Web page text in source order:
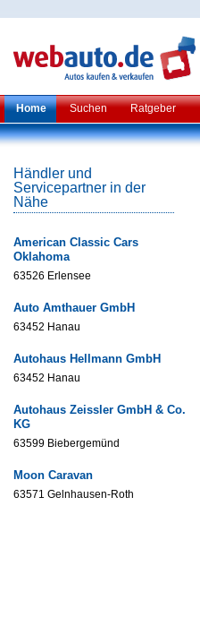
Home Suchen Ratgeber
Händler und
Servicepartner in der
Nähe
American Classic Cars
Oklahoma
63526 Erlensee
Auto Amthauer GmbH
63452 Hanau
Autohaus Hellmann GmbH
63452 Hanau
Autohaus Zeissler GmbH & Co.
KG
63599 Biebergemünd
Moon Caravan
63571 Gelnhausen-Roth